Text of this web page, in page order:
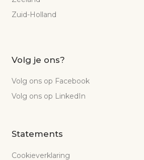
Zuid-Holland
Volg je ons?
Volg ons op Facebook
Volg ons op LinkedIn
Statements
Cookieverklaring